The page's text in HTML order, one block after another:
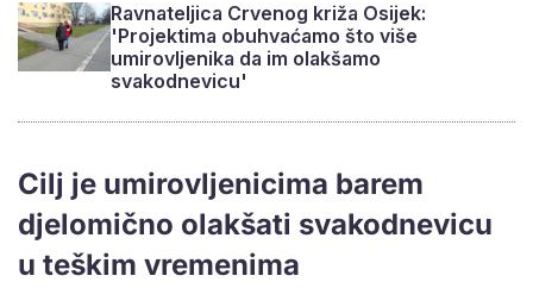
Ravnateljica Crvenog križa Osijek:
'Projektima obuhvaćamo što više
umirovljenika da im olakšamo
svakodnevicu'
Cilj je umirovljenicima barem
djelomično olakšati svakodnevicu
u teškim vremenima